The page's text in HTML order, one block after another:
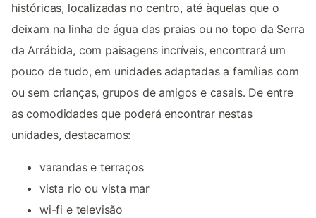
históricas, localizadas no centro, até àquelas que o
deixam na linha de água das praias ou no topo da Serra
da Arrábida, com paisagens incríveis, encontrará um
pouco de tudo, em unidades adaptadas a famílias com
ou sem crianças, grupos de amigos e casais. De entre
as comodidades que poderá encontrar nestas
unidades, destacamos:
varandas e terraços
vista rio ou vista mar
wi-fi e televisão